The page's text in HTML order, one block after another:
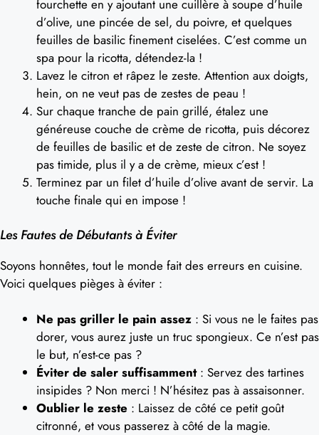
fourchette en y ajoutant une cuillère à soupe d’huile
d’olive, une pincée de sel, du poivre, et quelques
feuilles de basilic finement ciselées. C’est comme un
spa pour la ricotta, détendez-la !
Lavez le citron et râpez le zeste. Attention aux doigts,
hein, on ne veut pas de zestes de peau !
Sur chaque tranche de pain grillé, étalez une
généreuse couche de crème de ricotta, puis décorez
de feuilles de basilic et de zeste de citron. Ne soyez
pas timide, plus il y a de crème, mieux c’est !
Terminez par un filet d’huile d’olive avant de servir. La
touche finale qui en impose !
Les Fautes de Débutants à Éviter
Soyons honnêtes, tout le monde fait des erreurs en cuisine.
Voici quelques pièges à éviter :
Ne pas griller le pain assez : Si vous ne le faites pas
dorer, vous aurez juste un truc spongieux. Ce n’est pas
le but, n’est-ce pas ?
Éviter de saler suffisamment: Servez des tartines
insipides ? Non merci ! N’hésitez pas à assaisonner.
Oublier le zeste : Laissez de côté ce petit goût
citronné, et vous passerez à côté de la magie.